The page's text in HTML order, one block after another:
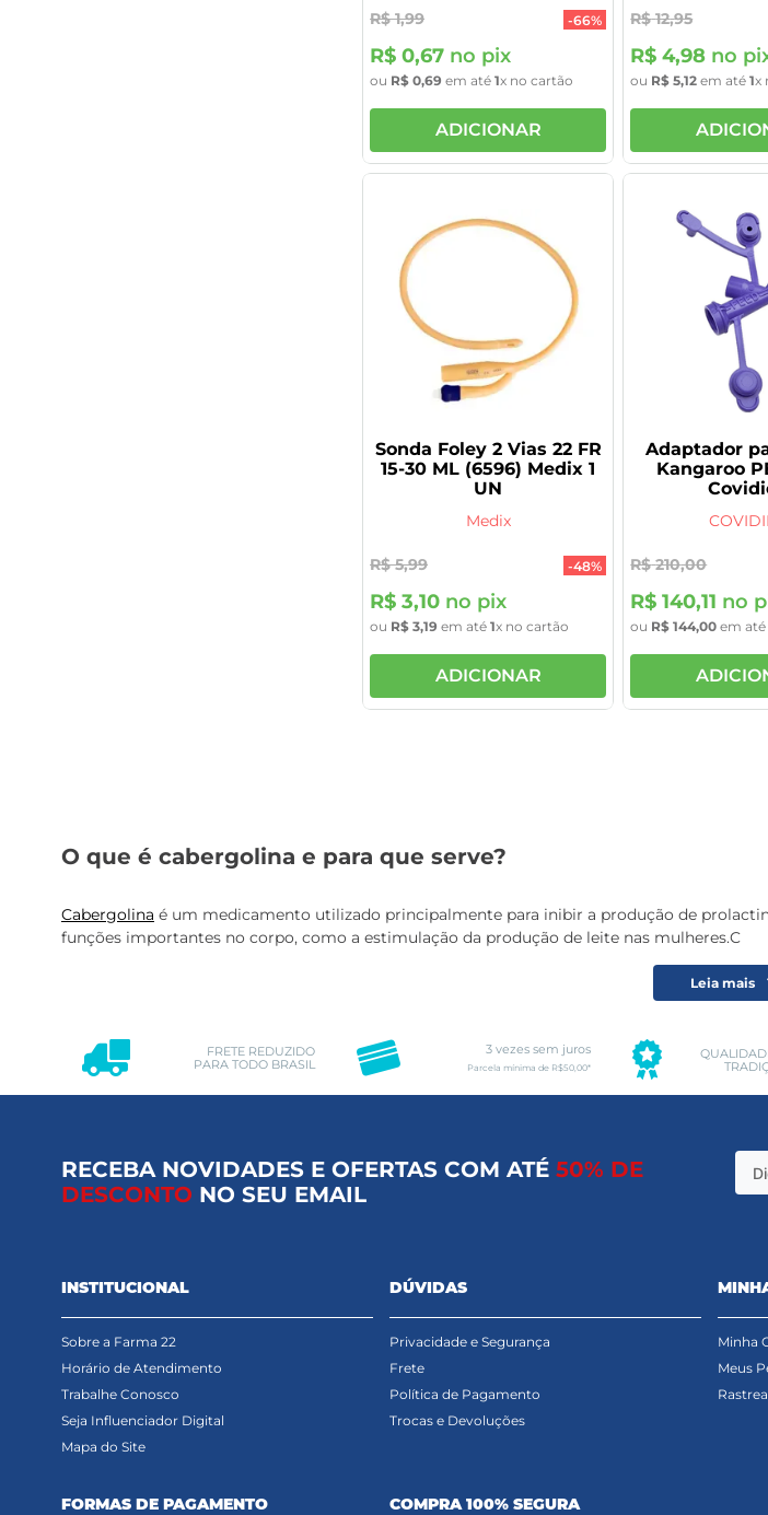
R$ 1,99 -66%
R$ 0,67 no pix
ou R$ 0,69 em até 1x no cartão
ADICIONAR
R$ 12,95
R$ 4,98 no
ou R$ 5,12 em até1x
Sonda Foley 2 Vias 22 FR
15-30 ML (6596) Medix 1
UN
Medix
R$ 5,99 -48%
R$ 3,10 no pix
ou R$ 3,19 em até 1x no cartão
ADICIONAR
Adaptador
Kangaroo
R$ 210,00
R$ 140,11 no
ou R$ 144,00 em
O que é cabergolina e para que serve?
Cabergolina é um medicamento utilizado principalmente para inibir a produção de
funções importantes no corpo, como a estimulação da produção de leite nas mulheres.C
Leia mais
FRETE REDUZIDO
PARA TODO BRASIL
3 vezes sem juros
Parcela mínima de R$50,00*
RECEBA NOVIDADES E OFERTAS COM ATÉ 50% DE
DESCONTO NO SEU EMAIL
INSTITUCIONAL
Sobre a Farma 22
Horário de Atendimento
Trabalhe Conosco
Seja Influenciador Digital
Mapa do Site
DÚVIDAS
Privacidade e Segurança
Frete
Política de Pagamento
Trocas e Devoluções
Minha
Meus
FORMAS DE PAGAMENTO COMPRA 100% SEGURA